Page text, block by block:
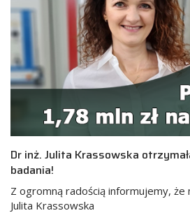
Dr inż. Julita Krassowska
badania!
Z ogromną radością informujemy, że
Julita Krassowska